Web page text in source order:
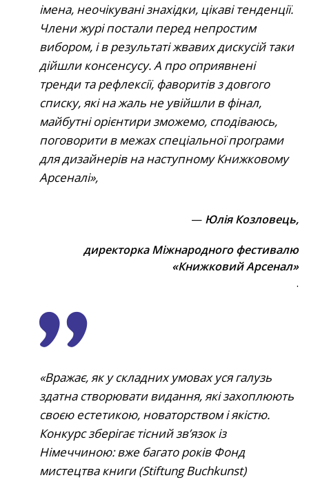
імена, неочікувані знахідки, цікаві тенденції.
Члени журі постали перед непростим
вибором, і в результаті жвавих дискусій таки
дійшли консенсусу. А про оприявнені
тренди та рефлексії, фаворитів з довгого
списку, які на жаль не увійшли в фінал,
майбутні орієнтири зможемо, сподіваюсь,
поговорити в межах спеціальної програми
для дизайнерів на наступному Книжковому
Арсеналі
— Юлія Козловець,
директорка Міжнародного фестивалю
«Книжковий Арсенал»
.
Вражає, як у складних умовах уся галузь
здатна створювати видання, які захоплюють
своєю естетикою, новаторством і якістю.
Конкурс зберігає тісний зв’язок із
Німеччиною: вже багато років Фонд
мистецтва книги (Stiftung Buchkunst)